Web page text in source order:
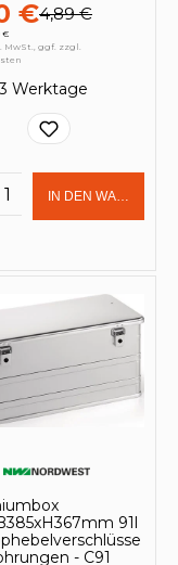
€4,89 €
€
MwSt., ggf. zzgl.
Werktage
Anzahl:
IN DEN
91l
- C91